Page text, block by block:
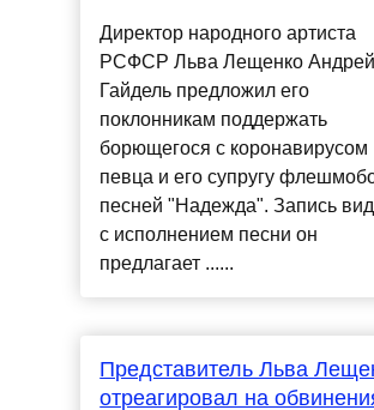
Директор народного артиста
РСФСР Льва Лещенко Андрей
Гайдель предложил его
поклонникам поддержать
борющегося с коронавирусом
певца и его супругу
песней "Надежда". Запись
с исполнением песни он
предлагает ......
Представитель Льва
отреагировал на